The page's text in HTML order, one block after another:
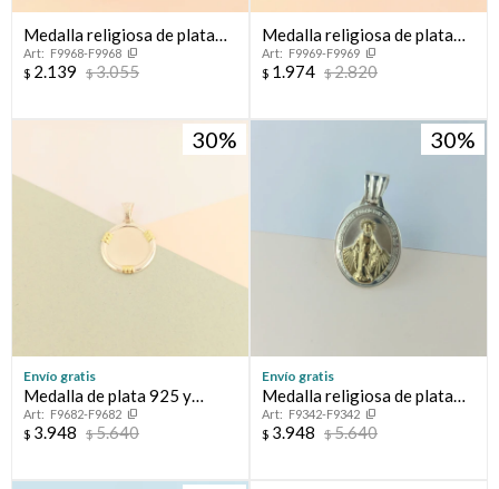
Medalla religiosa de plata
925, MILAGROSA.
F9968-F9968
$ 2.139 $3.055
Medalla religiosa de plata
925, MILAGROSA.
F9969-F9969
$ 1.974 $2.820
30
Envío gratis
Medalla de plata 925 y
double en oro 18 ktes.
F9682-F9682
$ 3.948 $5.640
30
Envío gratis
Medalla religiosa de plata
925 y double en oro 18 ktes,
MILAGROSA.B
F9342-F9342
$ 3.948 $5.640